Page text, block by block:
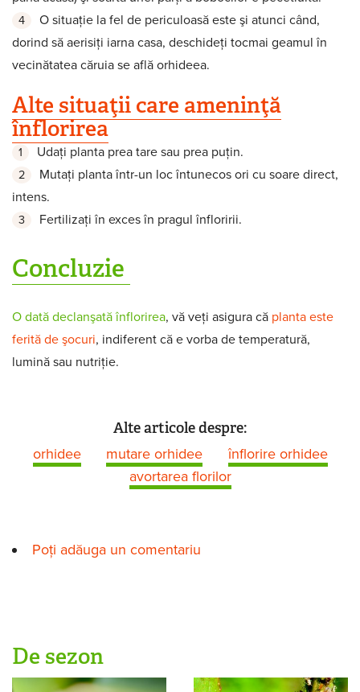
O situaţie la fel de periculoasă este şi atunci când,
dorind să aerisiţi iarna casa, deschideţi tocmai geamul în
vecinătatea căruia se află orhideea.
Alte situaţii care ameninţă
înflorirea
Udaţi planta prea tare sau prea puţin.
Mutaţi planta într-un loc întunecos ori cu soare direct,
intens.
Fertilizaţi în exces în pragul înfloririi.
Concluzie
O dată declanşată înflorirea, vă veţi asigura că planta este
ferită de şocuri, indiferent că e vorba de temperatură,
lumină sau nutriţie.
Alte articole despre:
orhidee mutare orhidee
înflorire orhidee
avortarea florilor
Poți adăuga un comentariu
De sezon